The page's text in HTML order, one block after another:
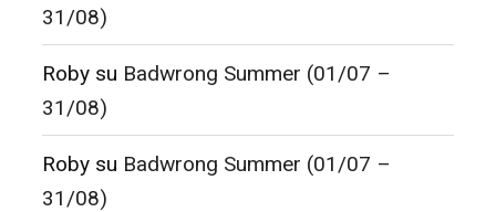
31/08)
Roby su Badwrong Summer (01/07 –
31/08)
Roby su Badwrong Summer (01/07 –
31/08)